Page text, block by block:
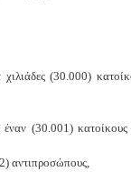
χιλιάδες (30.000)
έναν (30.001) κατοίκους
αντιπροσώπους,